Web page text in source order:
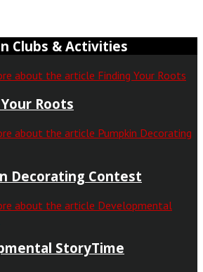
Clubs & Activities
Roots
Decorating Contest
StoryTime